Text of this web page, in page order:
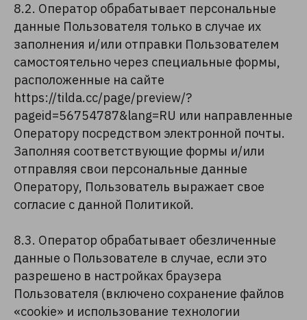
8.2. Оператор обрабатывает персональные
данные Пользователя только в случае их
заполнения и/или отправки Пользователем
самостоятельно через специальные формы,
расположенные на сайте
https://tilda.cc/page/preview/?
pageid=56754787&lang=RU или направленные
Оператору посредством электронной почты.
Заполняя соответствующие формы и/или
отправляя свои персональные данные
Оператору, Пользователь выражает свое
согласие с данной Политикой.
8.3. Оператор обрабатывает обезличенные
данные о Пользователе в случае, если это
разрешено в настройках браузера
Пользователя (включено сохранение файлов
«cookie» и использование технологии